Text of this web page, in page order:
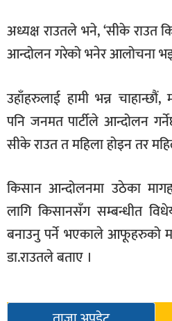
अध्यक्ष राउतले भने, ‘सीके राउत
आन्दोलन गरेको भनेर आलोचना
उहाँहरुलाई हामी भन्न
पनि जनमत पार्टीले आन्दोलन
सीके राउत त महिला होइन तर
किसान आन्दोलनमा उठेका
लागि किसानसँग सम्बन्धीत
बनाउनु पर्ने भएकाले आफूहरुको
डा.राउतले बताए ।